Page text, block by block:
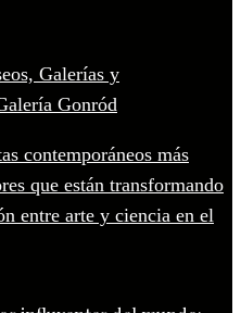
Galerías y
Gonród